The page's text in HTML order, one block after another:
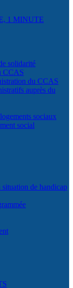
1 MINUTE
solidarité
CCAS
du CCAS
auprès du
sociaux
social
de handicap